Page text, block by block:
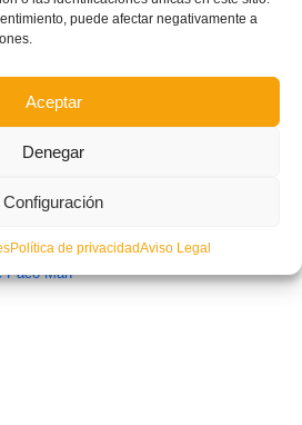
puede afectar negativamente a
Aceptar
Denegar
Configuración
Política de privacidadAviso Legal
de la Selecció Valenciana
Paco Marí